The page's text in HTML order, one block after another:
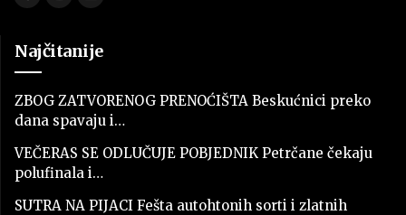
Najčitanije
ZBOG ZATVORENOG PRENOĆIŠTA Beskućnici preko
dana spavaju i…
VEČERAS SE ODLUČUJE POBJEDNIK Petrčane čekaju
polufinala i…
SUTRA NA PIJACI Fešta autohtonih sorti i zlatnih